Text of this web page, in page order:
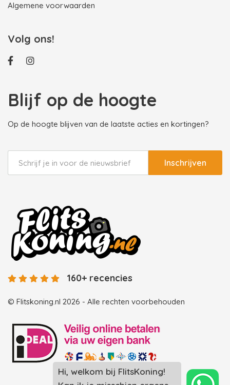
Hi, welkom bij FlitsKoning!
Algemene voorwaarden
Volg ons!
Blijf op de hoogte
Op de hoogte blijven van de laatste acties en kortingen?
Inschrijven
© Flitskoning.nl 2026 - Alle rechten voorbehouden
160+ recencies
Landingspagina overzicht photobooths